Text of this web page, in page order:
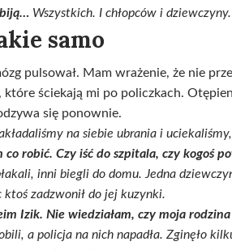
Wszystkich. I chłopców i dziewczyny.
samo
pulsował. Mam wrażenie, że nie
ściekają mi po policzkach.
się ponownie.
na siebie ubrania i
robić. Czy iść do szpitala, czy kogoś
inni biegli do domu. Jedna
zadzwonił do jej kuzynki.
Izik. Nie wiedziałam, czy moja
a policja na nich napadła. Zginęło